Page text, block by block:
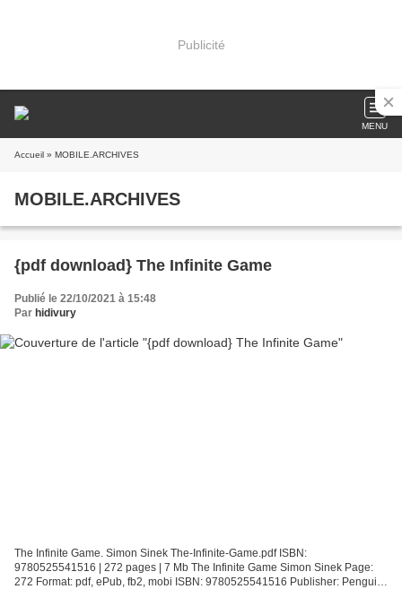
Publicité
MENU
Accueil » MOBILE.ARCHIVES
MOBILE.ARCHIVES
{pdf download} The Infinite Game
Publié le 22/10/2021 à 15:48
Par hidivury
The Infinite Game. Simon Sinek The-Infinite-Game.pdf ISBN:
9780525541516 | 272 pages | 7 Mb The Infinite Game Simon Sinek Page:
272 Format: pdf, ePub, fb2, mobi ISBN: 9780525541516 Publisher: Penguin